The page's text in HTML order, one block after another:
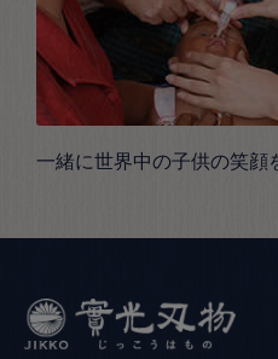
一緒に世界中の子供の笑顔